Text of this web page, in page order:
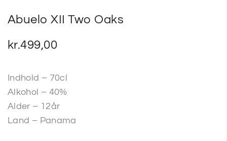
Abuelo XII Two Oaks
kr.499,00
Indhold – 70cl
Alkohol – 40%
Alder – 12år
Land – Panama